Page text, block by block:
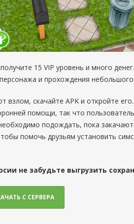
15 VIP уровень и много
и прохождения
взлом, скачайте APK и откройте
помощи, так что
подождать, пока
помочь друзьям установить
не забудьте выгрузить
С СЕРВЕРА